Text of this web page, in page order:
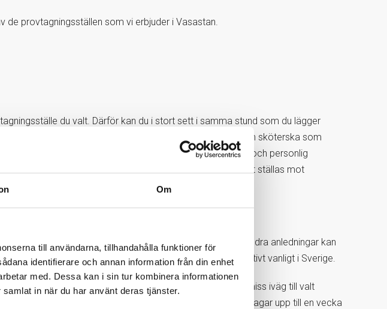
Om
till användarna, tillhandahålla funktioner för
identifierare och annan information från din enhet
med. Dessa kan i sin tur kombinera informationen
in när du har använt deras tjänster.
de provtagningsställen som vi erbjuder i Vasastan.
du valt. Därför kan du i stort sett i samma stund som du lägger
legitimation. Väl där är det drop-in som gäller och det är en sköterska som
valt. När du är klar med provtagningen kommer provsvar och personlig
”Min Journal” med Bank-ID. Dina provsvar kommer då att ställas mot
dina blodvärden står sig mot den övriga populationen. Andra anledningar kan
på brist av något slag, t.ex. d-vitaminbrist som är relativt vanligt i Sverige.
känns mest relevant. När du beställt går en elektronisk remiss iväg till valt
vilket test du valt kommer provsvaren redan inom några dagar upp till en vecka